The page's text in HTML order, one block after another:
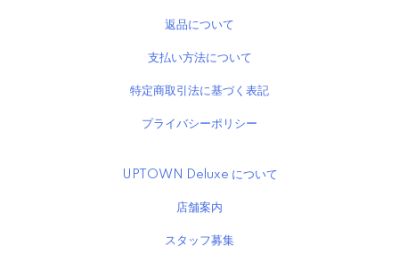
返品について
支払い方法について
特定商取引法に基づく表記
プライバシーポリシー
UPTOWN Deluxe について
店舗案内
スタッフ募集